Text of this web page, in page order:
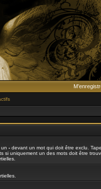
- devant un mot qui doit être exclu.
si uniquement un des mots doit être